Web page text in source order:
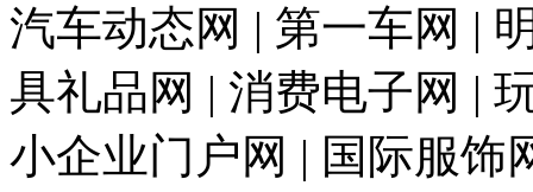
汽车动态网 | 第一车网 |
具礼品网 | 消费电子网 |
小企业门户网 | 国际服饰